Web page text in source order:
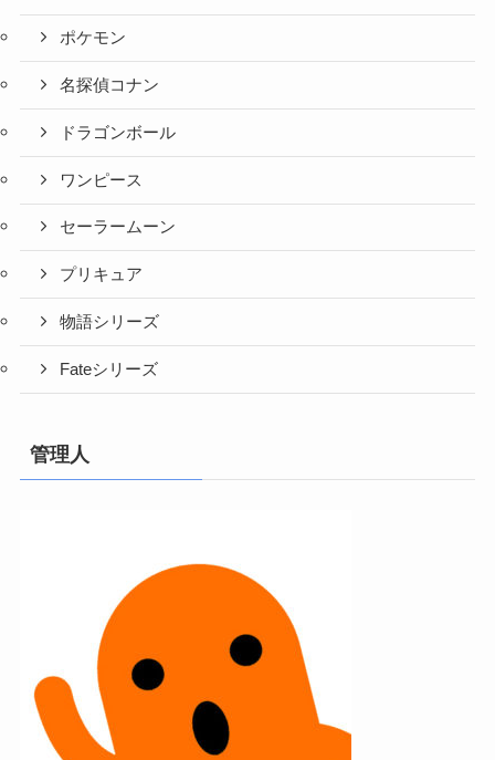
ポケモン
名探偵コナン
ドラゴンボール
ワンピース
セーラームーン
プリキュア
物語シリーズ
Fateシリーズ
管理人